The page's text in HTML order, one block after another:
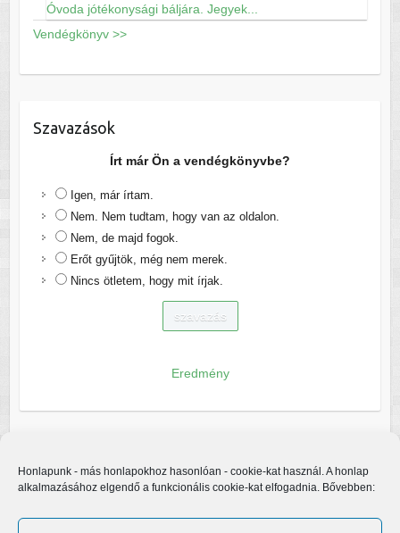
Honlapunk - más honlapokhoz hasonlóan - cookie-kat használ. A honlap
alkalmazásához elgendő a funkcionális cookie-kat elfogadnia. Bővebben:
Óvoda jótékonysági báljára. Jegyek...
Vendégkönyv >>
Szavazások
Írt már Ön a vendégkönyvbe?
Igen, már írtam.
Nem. Nem tudtam, hogy van az oldalon.
Nem, de majd fogok.
Erőt gyűjtök, még nem merek.
Nincs ötletem, hogy mit írjak.
Eredmény